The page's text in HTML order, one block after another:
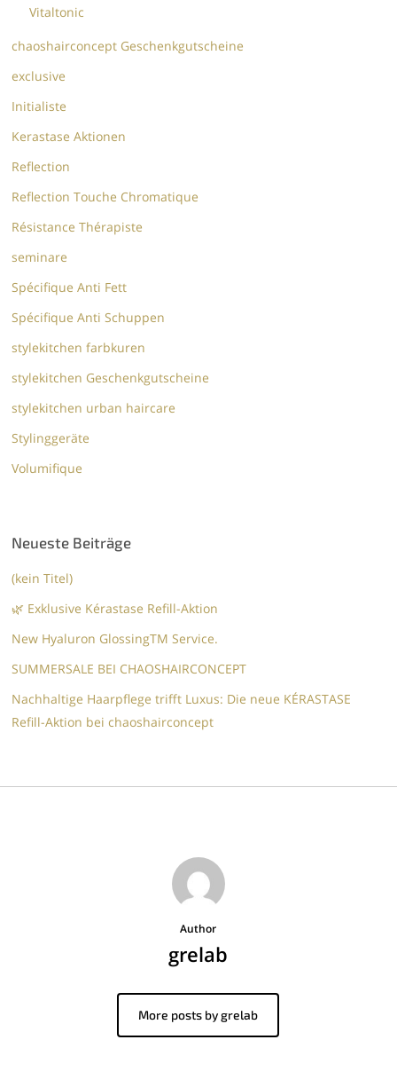
Vitaltonic
chaoshairconcept Geschenkgutscheine
exclusive
Initialiste
Kerastase Aktionen
Reflection
Reflection Touche Chromatique
Résistance Thérapiste
seminare
Spécifique Anti Fett
Spécifique Anti Schuppen
stylekitchen farbkuren
stylekitchen Geschenkgutscheine
stylekitchen urban haircare
Stylinggeräte
Volumifique
Neueste Beiträge
(kein Titel)
🌿 Exklusive Kérastase Refill-Aktion
New Hyaluron GlossingTM​ Service.​
SUMMERSALE BEI CHAOSHAIRCONCEPT
Nachhaltige Haarpflege trifft Luxus: Die neue KÉRASTASE
Refill-Aktion bei chaoshairconcept
Author
grelab
More posts by grelab